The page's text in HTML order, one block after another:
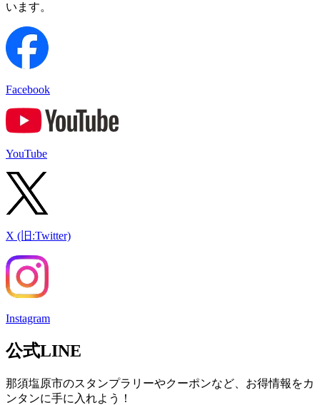
います。
Facebook
YouTube
X (旧:Twitter)
Instagram
公式LINE
那須塩原市のスタンプラリーやクーポンなど、お得情報をカ
ンタンに手に入れよう！